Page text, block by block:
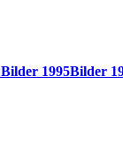
Bilder 1995Bilder